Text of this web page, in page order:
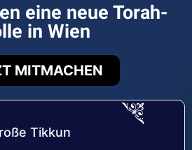
eine neue Torah-
in Wien
MITMACHEN
Tikkun